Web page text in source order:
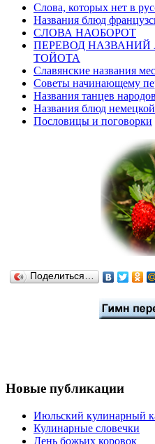
Слова, которых нет в
Названия блюд
СЛОВА НАОБОРОТ
ПЕРЕВОД
ТОЙОТА
Славянские названия
Советы начинающему
Названия танцев
Названия блюд
Пословицы и поговорки
Поделиться…
Новые публикации
Июльский кулинарный
Кулинарные словечки
День божьих коровок